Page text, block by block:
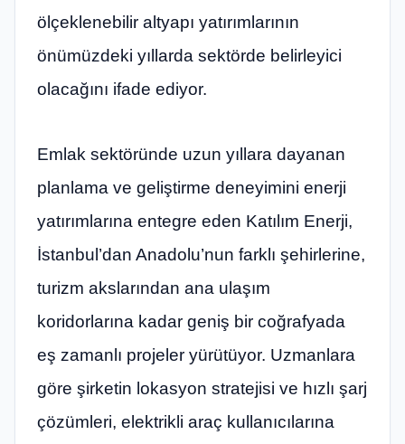
ölçeklenebilir altyapı yatırımlarının
önümüzdeki yıllarda sektörde belirleyici
olacağını ifade ediyor.
Emlak sektöründe uzun yıllara dayanan
planlama ve geliştirme deneyimini enerji
yatırımlarına entegre eden Katılım Enerji,
İstanbul’dan Anadolu’nun farklı şehirlerine,
turizm akslarından ana ulaşım
koridorlarına kadar geniş bir coğrafyada
eş zamanlı projeler yürütüyor. Uzmanlara
göre şirketin lokasyon stratejisi ve hızlı şarj
çözümleri, elektrikli araç kullanıcılarına